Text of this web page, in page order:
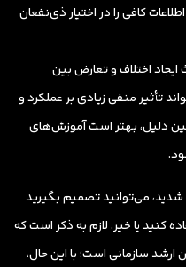
کافی را در اختیار ذی‌نفعان
اختلاف و تعارض بین
تأثیر منفی زیادی بر عملکرد و
دلیل، بهتر است آموزش‌های
شدید، می‌توانید تصمیم بگیرید
کنید یا خیر. لازم به ذکر است که
سازمانی است؛ با این حال،